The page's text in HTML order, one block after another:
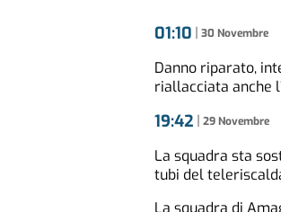
01:10 | 30 Novembre
Danno riparato,
riallacciata anche
19:42 | 29 Novembre
La squadra sta
tubi del
La squadra di